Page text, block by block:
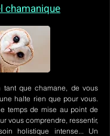
chamanique
tant que chamane, de vous
halte rien que pour vous.
temps de mise au point de
vous comprendre, ressentir,
holistique intense... Un